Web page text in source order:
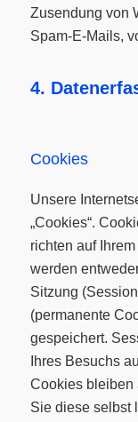
Zusendung von
Spam-E-Mails,
4.
Cookies
Unsere
„Cookies“.
richten auf
werden
Sitzung
(permanente
gespeichert.
Ihres Besuchs
Cookies bleiben
Sie diese selbst